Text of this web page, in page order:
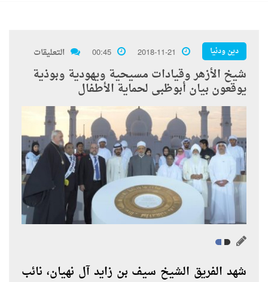
دين ودنيا 2018-11-21
00:45 التعليقات
شيخ الأزهر وقيادات مسيحية ويهودية وبوذية
يوقعون بيان أبوظبى لحماية الأطفال
شهد الفريق الشيخ سيف بن زايد آل نهيان، نائب